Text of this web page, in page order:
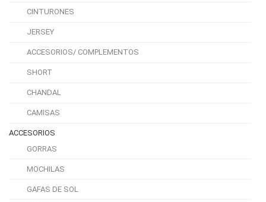
CINTURONES
JERSEY
ACCESORIOS/ COMPLEMENTOS
SHORT
CHANDAL
CAMISAS
ACCESORIOS
GORRAS
MOCHILAS
GAFAS DE SOL